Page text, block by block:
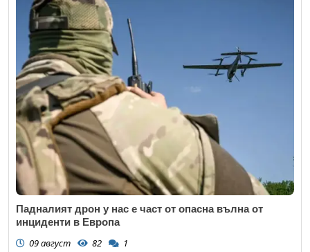
Падналият дрон у нас е част от опасна вълна от
инциденти в Европа
09 август 82 1